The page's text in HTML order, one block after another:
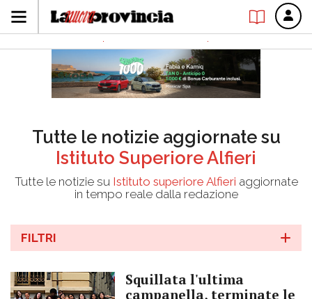
Tutte le notizie aggiornate su
Istituto Superiore Alfieri
Tutte le notizie su Istituto superiore Alfieri aggiornate
in tempo reale dalla redazione
FILTRI
Squillata l'ultima
campanella, terminate le